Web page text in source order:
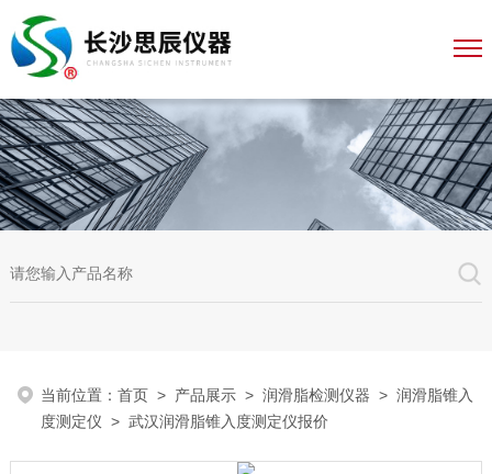
当前位置：首页 > 产品展示 >润滑脂检测仪器 >润滑脂锥入
度测定仪 > 武汉润滑脂锥入度测定仪报价